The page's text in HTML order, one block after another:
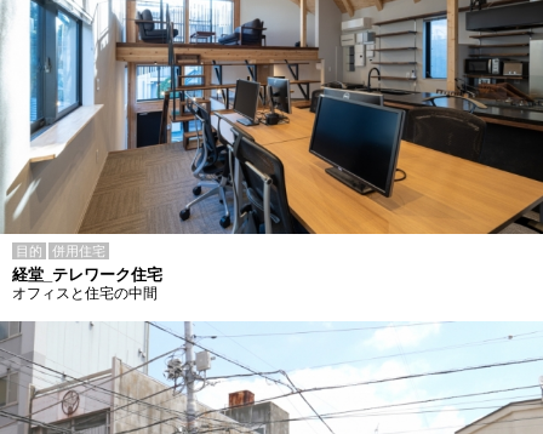
目的 併用住宅
経堂_テレワーク住宅
オフィスと住宅の中間